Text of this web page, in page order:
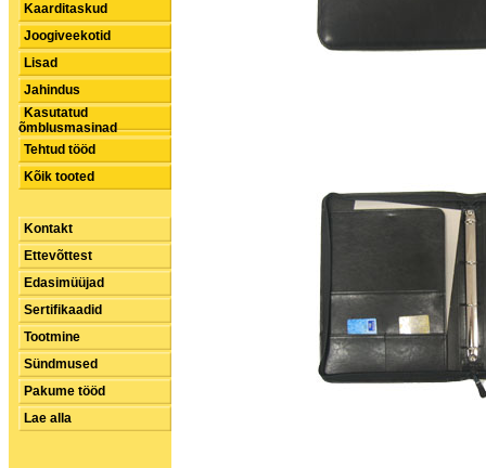
Kaarditaskud
Joogiveekotid
Lisad
Jahindus
Kasutatud
õmblusmasinad
Tehtud tööd
Kõik tooted
Kontakt
Ettevõttest
Edasimüüjad
Sertifikaadid
Tootmine
Sündmused
Pakume tööd
Lae alla